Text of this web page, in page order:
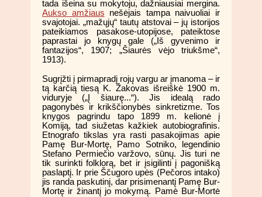
tada išeina su mokytoju, dažniausiai mergina.
Aukso amžiaus nešėjais tampa naivuoliai ir
svajotojai. „mažųjų“ tautų atstovai – jų istorijos
pateikiamos pasakose-utopijose, pateiktose
paprastai jo knygų gale („Iš gyvenimo ir
fantazijos“, 1907; „Šiaurės vėjo triukšme“,
1913).
Sugrįžti į pirmapradį rojų vargu ar įmanoma – ir
tą karčią tiesą K. Žakovas išreiškė 1900 m.
viduryje („Į šiaurę...“). Jis idealą rado
pagonybės ir krikščionybės sinkretizme. Tos
knygos pagrindu tapo 1899 m. kelionė į
Komiją, tad siužetas kažkiek autobiografinis.
Etnografo tikslas yra rasti pasakojimas apie
Pamę Bur-Mortę, Pamo Sotniko, legendinio
Stefano Permiečio varžovo, sūnų. Jis turi ne
tik surinkti folklorą, bet ir įsigilinti į pagonišką
paslaptį. Ir prie Ščugoro upės (Pečoros intako)
jis randa paskutinį, dar prisimenantį Pamę Bur-
Mortę ir žinantį jo mokymą. Pamė Bur-Mortė